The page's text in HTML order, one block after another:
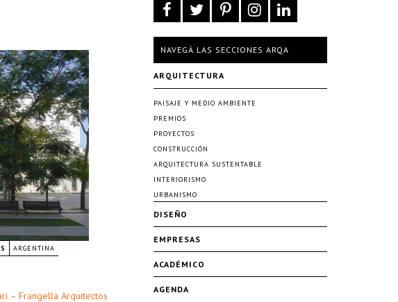
ARGENTINA
– Frangella Arquitectos
NAVEGÁ LAS SECCIONES ARQA
ARQUITECTURA
PAISAJE Y MEDIO AMBIENTE
PREMIOS
PROYECTOS
CONSTRUCCIÓN
ARQUITECTURA SUSTENTABLE
INTERIORISMO
URBANISMO
DISEÑO
EMPRESAS
ACADÉMICO
AGENDA